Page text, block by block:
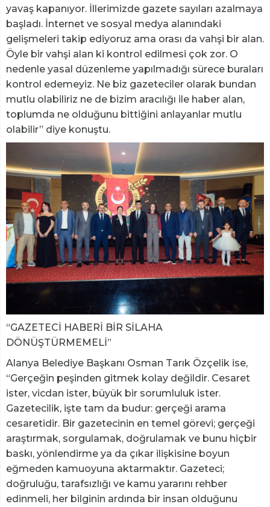
yavaş kapanıyor. İllerimizde gazete sayıları azalmaya
başladı. İnternet ve sosyal medya alanındaki
gelişmeleri takip ediyoruz ama orası da vahşi bir alan.
Öyle bir vahşi alan ki kontrol edilmesi çok zor. O
nedenle yasal düzenleme yapılmadığı sürece buraları
kontrol edemeyiz. Ne biz gazeteciler olarak bundan
mutlu olabiliriz ne de bizim aracılığı ile haber alan,
toplumda ne olduğunu bittiğini anlayanlar mutlu
olabilir” diye konuştu.
“GAZETECİ HABERİ BİR SİLAHA
DÖNÜŞTÜRMEMELİ”
Alanya Belediye Başkanı Osman Tarık Özçelik ise,
“Gerçeğin peşinden gitmek kolay değildir. Cesaret
ister, vicdan ister, büyük bir sorumluluk ister.
Gazetecilik, işte tam da budur: gerçeği arama
cesaretidir. Bir gazetecinin en temel görevi; gerçeği
araştırmak, sorgulamak, doğrulamak ve bunu hiçbir
baskı, yönlendirme ya da çıkar ilişkisine boyun
eğmeden kamuoyuna aktarmaktır. Gazeteci;
doğruluğu, tarafsızlığı ve kamu yararını rehber
edinmeli, her bilginin ardında bir insan olduğunu